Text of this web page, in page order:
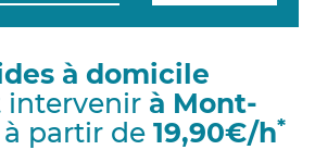
g
o
à domicile
intervenir à Mont-
partir de 19,90€/h*